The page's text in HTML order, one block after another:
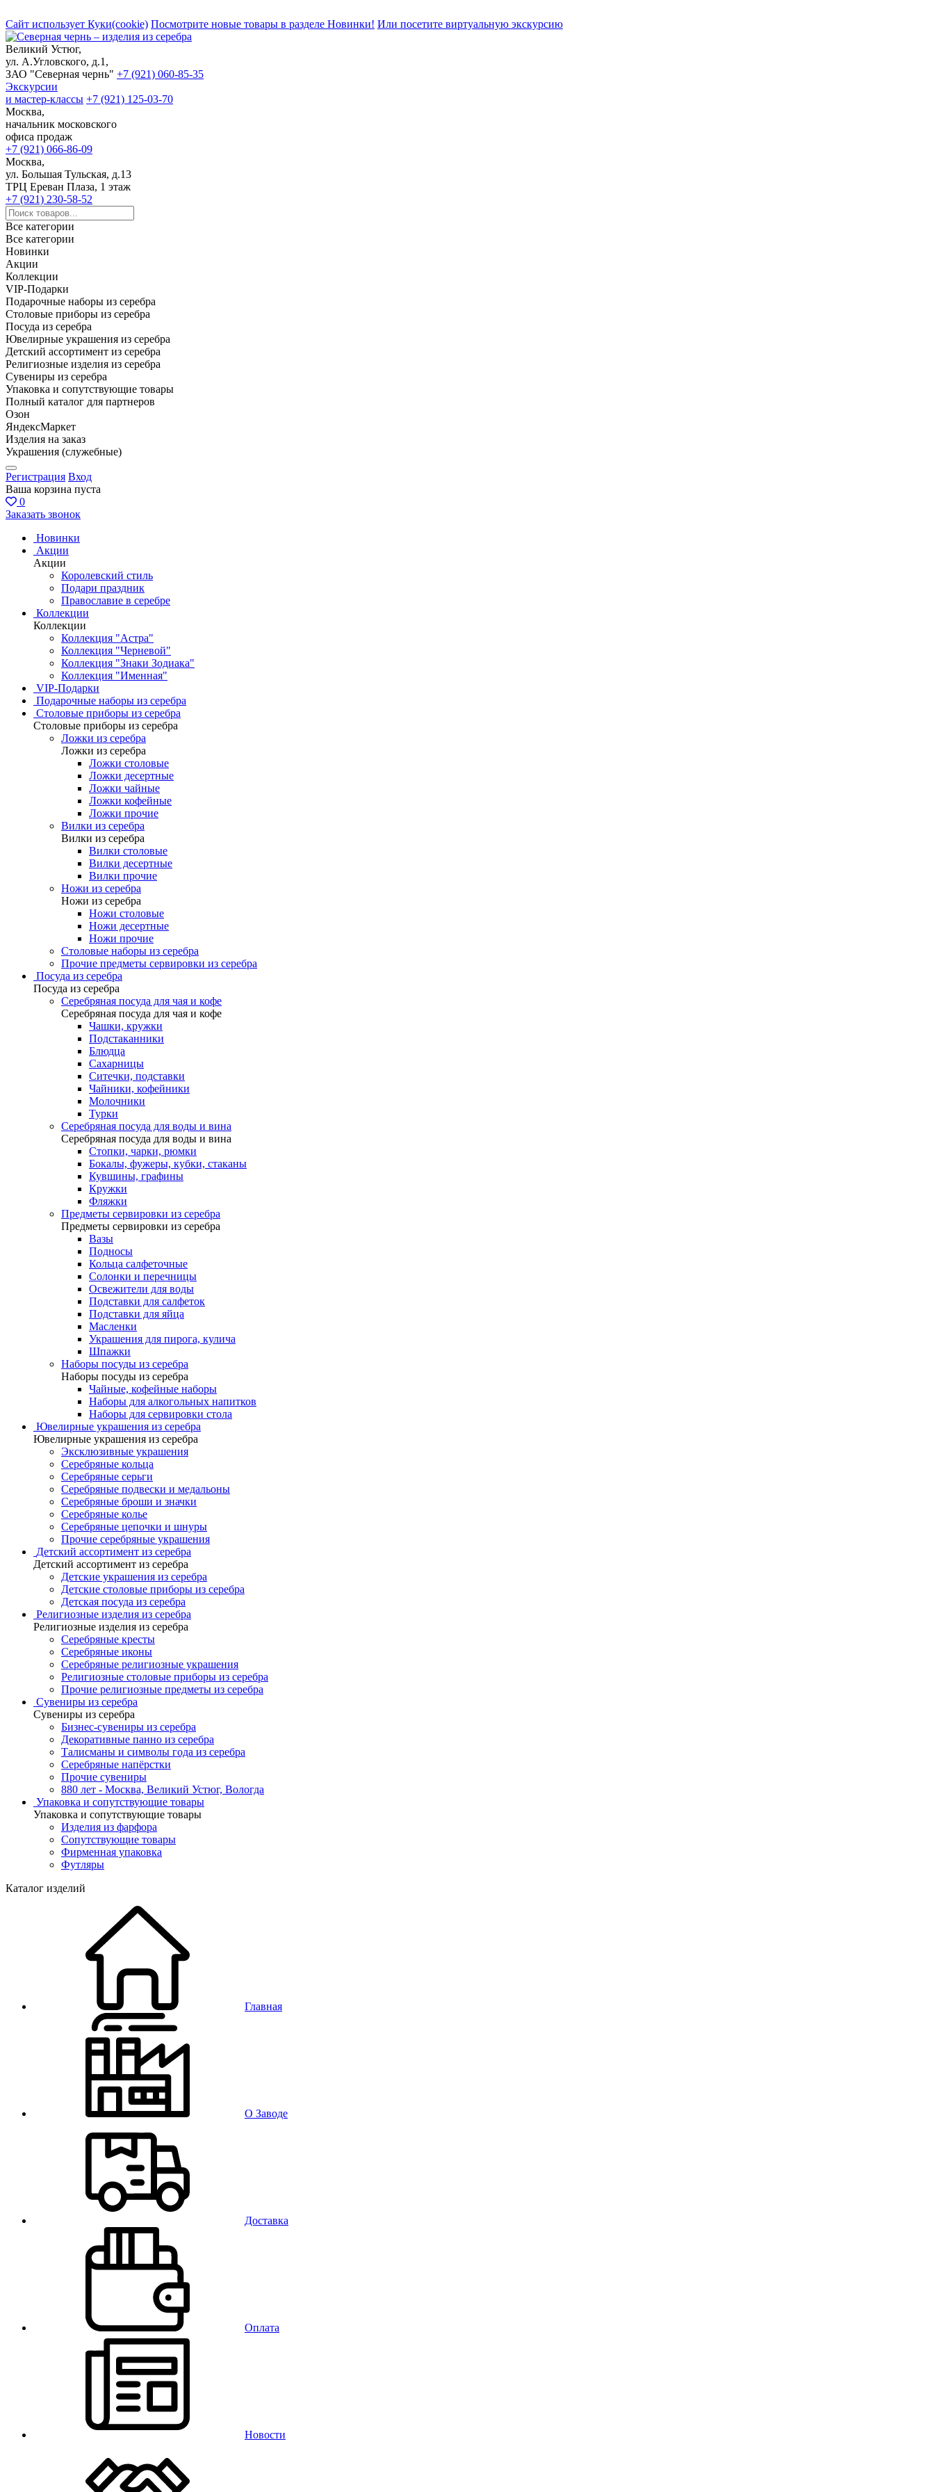
Сайт использует Куки(cookie) Посмотрите новые товары в разделе Новинки! Или посетите виртуальную экскурсию
Великий Устюг,
ул. А.Угловского, д.1,
ЗАО "Северная чернь" +7 (921) 060-85-35
Экскурсии
и мастер-классы +7 (921) 125-03-70
Москва,
начальник московского
офиса продаж
+7 (921) 066-86-09
Москва,
ул. Большая Тульская, д.13
ТРЦ Ереван Плаза, 1 этаж
+7 (921) 230-58-52
Все категории
Все категории
Новинки
Акции
Коллекции
VIP-Подарки
Подарочные наборы из серебра
Столовые приборы из серебра
Посуда из серебра
Ювелирные украшения из серебра
Детский ассортимент из серебра
Религиозные изделия из серебра
Сувениры из серебра
Упаковка и сопутствующие товары
Полный каталог для партнеров
Озон
ЯндексМаркет
Изделия на заказ
Украшения (служебные)
Регистрация Вход
Ваша корзина пуста
0
Заказать звонок
Новинки
Акции
Акции
Королевский стиль
Подари праздник
Православие в серебре
Коллекции
Коллекции
Коллекция "Астра"
Коллекция "Черневой"
Коллекция "Знаки Зодиака"
Коллекция "Именная"
VIP-Подарки
Подарочные наборы из серебра
Столовые приборы из серебра
Столовые приборы из серебра
Ложки из серебра
Ложки из серебра
Ложки столовые
Ложки десертные
Ложки чайные
Ложки кофейные
Ложки прочие
Вилки из серебра
Вилки из серебра
Вилки столовые
Вилки десертные
Вилки прочие
Ножи из серебра
Ножи из серебра
Ножи столовые
Ножи десертные
Ножи прочие
Столовые наборы из серебра
Прочие предметы сервировки из серебра
Посуда из серебра
Посуда из серебра
Серебряная посуда для чая и кофе
Серебряная посуда для чая и кофе
Чашки, кружки
Подстаканники
Блюдца
Сахарницы
Ситечки, подставки
Чайники, кофейники
Молочники
Турки
Серебряная посуда для воды и вина
Серебряная посуда для воды и вина
Стопки, чарки, рюмки
Бокалы, фужеры, кубки, стаканы
Кувшины, графины
Кружки
Фляжки
Предметы сервировки из серебра
Предметы сервировки из серебра
Вазы
Подносы
Кольца салфеточные
Солонки и перечницы
Освежители для воды
Подставки для салфеток
Подставки для яйца
Масленки
Украшения для пирога, кулича
Шпажки
Наборы посуды из серебра
Наборы посуды из серебра
Чайные, кофейные наборы
Наборы для алкогольных напитков
Наборы для сервировки стола
Ювелирные украшения из серебра
Ювелирные украшения из серебра
Эксклюзивные украшения
Серебряные кольца
Серебряные серьги
Серебряные подвески и медальоны
Серебряные броши и значки
Серебряные колье
Серебряные цепочки и шнуры
Прочие серебряные украшения
Детский ассортимент из серебра
Детский ассортимент из серебра
Детские украшения из серебра
Детские столовые приборы из серебра
Детская посуда из серебра
Религиозные изделия из серебра
Религиозные изделия из серебра
Серебряные кресты
Серебряные иконы
Серебряные религиозные украшения
Религиозные столовые приборы из серебра
Прочие религиозные предметы из серебра
Сувениры из серебра
Сувениры из серебра
Бизнес-сувениры из серебра
Декоративные панно из серебра
Талисманы и символы года из серебра
Серебряные напёрстки
Прочие сувениры
880 лет - Москва, Великий Устюг, Вологда
Упаковка и сопутствующие товары
Упаковка и сопутствующие товары
Изделия из фарфора
Сопутствующие товары
Фирменная упаковка
Футляры
Каталог изделий
Главная
О Заводе
Доставка
Оплата
Новости